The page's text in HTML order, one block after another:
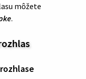
môžete
.